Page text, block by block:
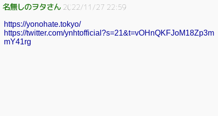
名無しのヲタさん 2022/11/27 22:59
https://yonohate.tokyo/
https://twitter.com/ynhtofficial?s=21&t=vOHnQKFJoM18Zp3m
mY41rg